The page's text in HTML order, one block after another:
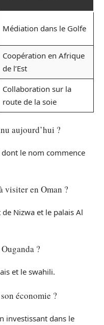
Médiation dans le Golfe
Coopération en Afrique
de l’Est
Collaboration sur la
route de la soie
aujourd’hui ?
le nom commence
visiter en Oman ?
Nizwa et le palais Al
?
et le swahili.
économie ?
investissant dans le